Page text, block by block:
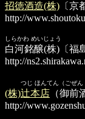
招徳酒造(株) 〔京
http://
しらかわ めいじょう
白河銘醸(株) 〔
http://
つじ ほんてん（ごぜん
(株)辻本店 （御前
http://